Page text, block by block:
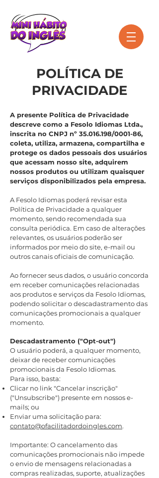
POLÍTICADE
PRIVACIDADE
A presente Política de Privacidade
descreve como a Fesolo Idiomas Ltda.,
inscrita no CNPJ nº 35.016.198/0001-86,
coleta, utiliza, armazena, compartilha e
protege os dados pessoais dos usuários
que acessam nosso site, adquirem
nossos produtos ou utilizam quaisquer
serviços disponibilizados pela empresa.
A Fesolo Idiomas poderá revisar esta
Política de Privacidade a qualquer
momento, sendo recomendada sua
consulta periódica. Em caso de alterações
relevantes, os usuários poderão ser
informados por meio do site, e-mail ou
outros canais oficiais de comunicação.
Ao fornecer seus dados, o usuário concorda
em receber comunicações relacionadas
aos produtos e serviços da Fesolo Idiomas,
podendo solicitar o descadastramento das
comunicações promocionais a qualquer
momento.
Descadastramento ("Opt-out")​
O usuário poderá, a qualquer momento,
deixar de receber comunicações
promocionais da Fesolo Idiomas.
Para isso, basta:
Clicar no link "Cancelar inscrição"
("Unsubscribe") presente em nossos e-
mails; ou
Enviar uma solicitação para:
contato@ofacilitadordoingles.com.
Importante: O cancelamento das
comunicações promocionais não impede
o envio de mensagens relacionadas a
compras realizadas, suporte, atualizações